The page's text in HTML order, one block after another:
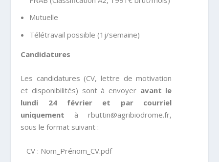
Mutuelle
Télétravail possible (1j/semaine)
Candidatures
Les candidatures (CV, lettre de motivation
et disponibilités) sont à envoyer avant le
lundi 24 février et par courriel
uniquement à rbuttin@agribiodrome.fr,
sous le format suivant :
– CV : Nom_Prénom_CV.pdf